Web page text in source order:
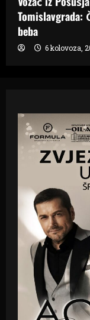
Tomislavgrada:
beba
6 kolovoza,